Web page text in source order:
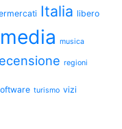
Italia libero
media musica
regioni
turismo vizi